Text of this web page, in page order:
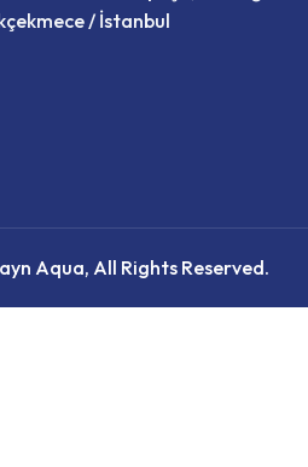
/ İstanbul
Aqua, All Rights Reserved.